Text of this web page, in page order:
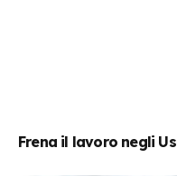
Frena il lavoro negli